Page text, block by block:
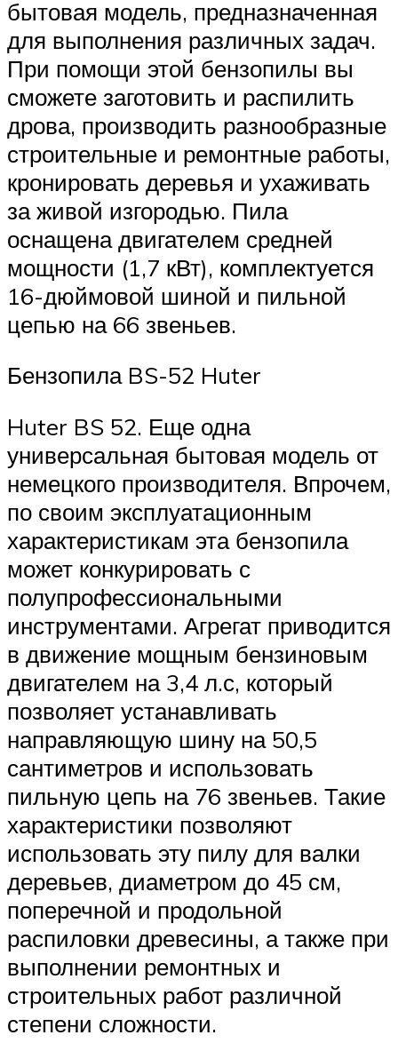
бытовая модель, предназначенная
для выполнения различных задач.
При помощи этой бензопилы вы
сможете заготовить и распилить
дрова, производить разнообразные
строительные и ремонтные работы,
кронировать деревья и ухаживать
за живой изгородью. Пила
оснащена двигателем средней
мощности (1,7 кВт), комплектуется
16-дюймовой шиной и пильной
цепью на 66 звеньев.
Бензопила BS-52 Huter
Huter BS 52. Еще одна
универсальная бытовая модель от
немецкого производителя. Впрочем,
по своим эксплуатационным
характеристикам эта бензопила
может конкурировать с
полупрофессиональными
инструментами. Агрегат приводится
в движение мощным бензиновым
двигателем на 3,4 л.с, который
позволяет устанавливать
направляющую шину на 50,5
сантиметров и использовать
пильную цепь на 76 звеньев. Такие
характеристики позволяют
использовать эту пилу для валки
деревьев, диаметром до 45 см,
поперечной и продольной
распиловки древесины, а также при
выполнении ремонтных и
строительных работ различной
степени сложности.